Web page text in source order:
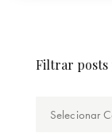
Filtrar posts